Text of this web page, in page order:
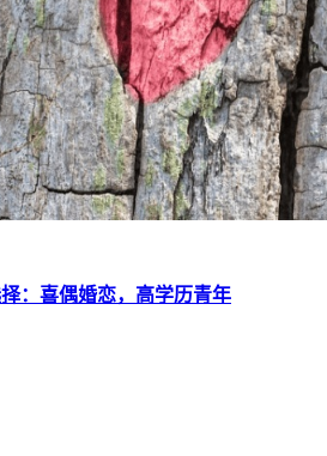
：喜偶婚恋，高学历青年